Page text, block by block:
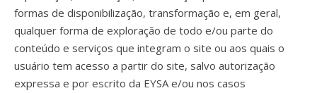
formas de disponibilização, transformação e, em geral,
qualquer forma de exploração de todo e/ou parte do
conteúdo e serviços que integram o site ou aos quais o
usuário tem acesso a partir do site, salvo autorização
expressa e por escrito da EYSA e/ou nos casos